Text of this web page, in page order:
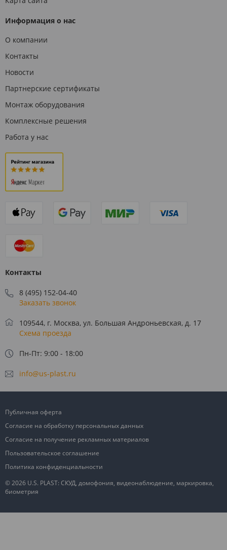
Информация о нас
О компании
Контакты
Новости
Партнерские сертификаты
Монтаж оборудования
Комплексные решения
Работа у нас
Контакты
8 (495) 152-04-40
Заказать звонок
109544, г. Москва, ул. Большая Андроньевская, д. 17
Схема проезда
Пн-Пт: 9:00 - 18:00
info@us-plast.ru
© 2026 U.S. PLAST: СКУД, домофония, видеонаблюдение, маркировка,
биометрия
Публичная оферта
Согласие на обработку персональных данных
Согласие на получение рекламных материалов
Пользовательское соглашение
Политика конфиденциальности